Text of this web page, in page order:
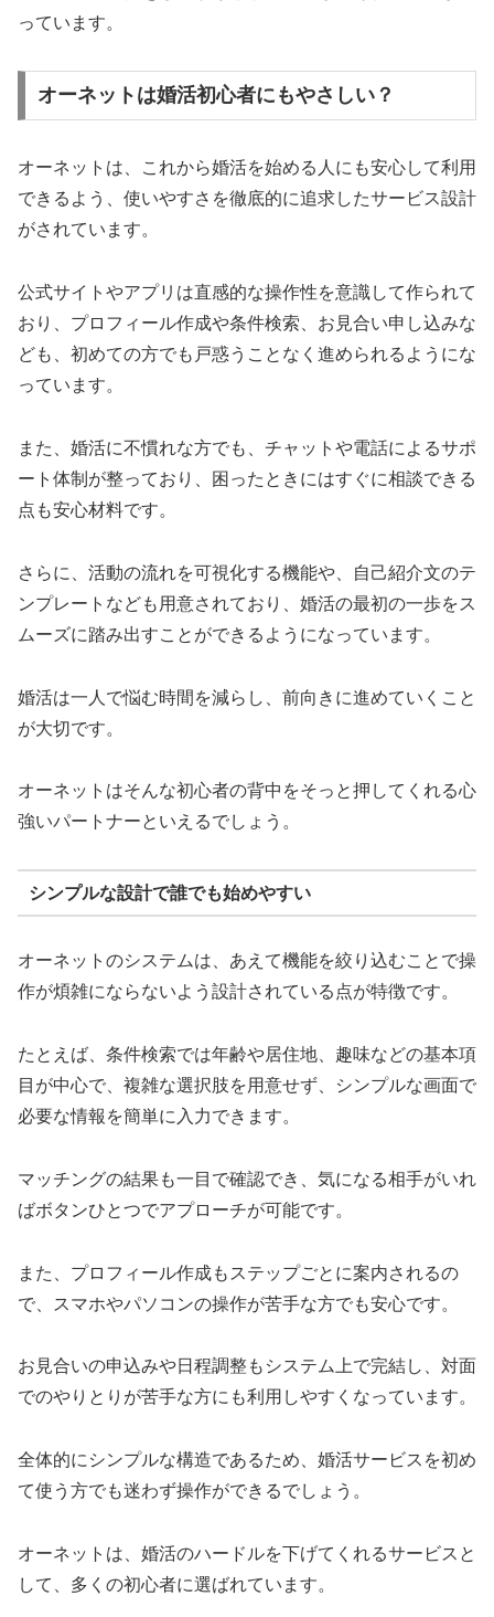
っています。
オーネットは婚活初心者にもやさしい？
オーネットは、これから婚活を始める人にも安心して利用
できるよう、使いやすさを徹底的に追求したサービス設計
がされています。
公式サイトやアプリは直感的な操作性を意識して作られて
おり、プロフィール作成や条件検索、お見合い申し込みな
ども、初めての方でも戸惑うことなく進められるようにな
っています。
また、婚活に不慣れな方でも、チャットや電話によるサポ
ート体制が整っており、困ったときにはすぐに相談できる
点も安心材料です。
さらに、活動の流れを可視化する機能や、自己紹介文のテ
ンプレートなども用意されており、婚活の最初の一歩をス
ムーズに踏み出すことができるようになっています。
婚活は一人で悩む時間を減らし、前向きに進めていくこと
が大切です。
オーネットはそんな初心者の背中をそっと押してくれる心
強いパートナーといえるでしょう。
シンプルな設計で誰でも始めやすい
オーネットのシステムは、あえて機能を絞り込むことで操
作が煩雑にならないよう設計されている点が特徴です。
たとえば、条件検索では年齢や居住地、趣味などの基本項
目が中心で、複雑な選択肢を用意せず、シンプルな画面で
必要な情報を簡単に入力できます。
マッチングの結果も一目で確認でき、気になる相手がいれ
ばボタンひとつでアプローチが可能です。
また、プロフィール作成もステップごとに案内されるの
で、スマホやパソコンの操作が苦手な方でも安心です。
お見合いの申込みや日程調整もシステム上で完結し、対面
でのやりとりが苦手な方にも利用しやすくなっています。
全体的にシンプルな構造であるため、婚活サービスを初め
て使う方でも迷わず操作ができるでしょう。
オーネットは、婚活のハードルを下げてくれるサービスと
して、多くの初心者に選ばれています。